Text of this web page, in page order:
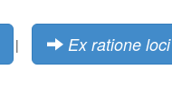
| Ex ratione loci